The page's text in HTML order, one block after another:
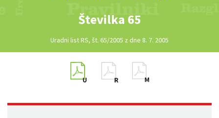
Številka 65
Uradni list RS, št. 65/2005 z dne 8. 7. 2005